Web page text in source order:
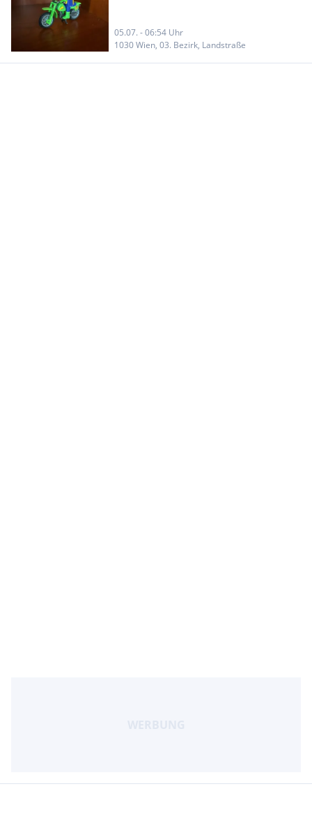
05.07. - 06:54 Uhr
1030 Wien, 03. Bezirk, Landstraße